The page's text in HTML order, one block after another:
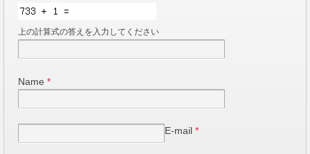
上の計算式の答えを入力してください
Name *
E-mail *